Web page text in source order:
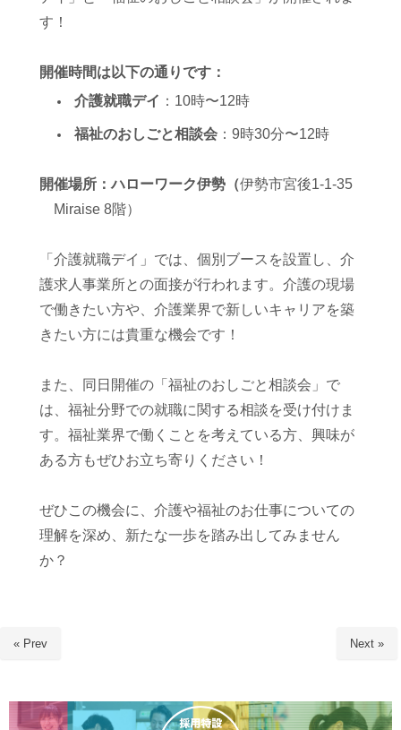
す！
開催時間は以下の通りです：
介護就職デイ ：10時〜12時
福祉のおしごと相談会：9時30分〜12時
開催場所：ハローワーク伊勢（伊勢市宮後1-1-35
Miraise 8階）
「介護就職デイ」では、個別ブースを設置し、介
護求人事業所との面接が行われます。介護の現場
で働きたい方や、介護業界で新しいキャリアを築
きたい方には貴重な機会です！
また、同日開催の「福祉のおしごと相談会」で
は、福祉分野での就職に関する相談を受け付けま
す。福祉業界で働くことを考えている方、興味が
ある方もぜひお立ち寄りください！
ぜひこの機会に、介護や福祉のお仕事についての
理解を深め、新たな一歩を踏み出してみません
か？
« Prev Next »